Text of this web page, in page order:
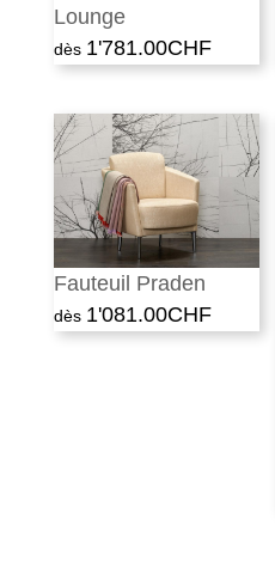
Lounge
1'781.00CHF
Fauteuil Praden
1'081.00CHF